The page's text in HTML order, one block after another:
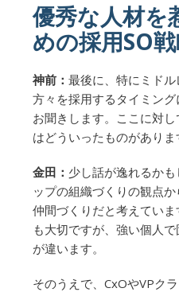
優秀な人材を
めの採用SO
神前： 最後に、特にミド
方々を採用するタイミン
お聞きします。ここに対
はどういったものがありま
金田： 少し話が逸れるか
ップの組織づくりの観点
仲間づくりだと考えてい
も大切ですが、強い個人
が違います。
そのうえで、CxOやVPク